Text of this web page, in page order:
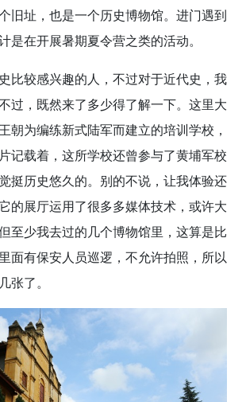
旧址，也是一个历史博物馆。进门遇到
是在开展暑期夏令营之类的活动。
比较感兴趣的人，不过对于近代史，我
过，既然来了多少得了解一下。这里大
朝为编练新式陆军而建立的培训学校，
记载着，这所学校还曾参与了黄埔军校
挺历史悠久的。别的不说，让我体验还
的展厅运用了很多多媒体技术，或许大
至少我去过的几个博物馆里，这算是比
面有保安人员巡逻，不允许拍照，所以
张了。